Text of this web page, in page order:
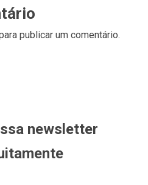
publicar um comentário.
newsletter